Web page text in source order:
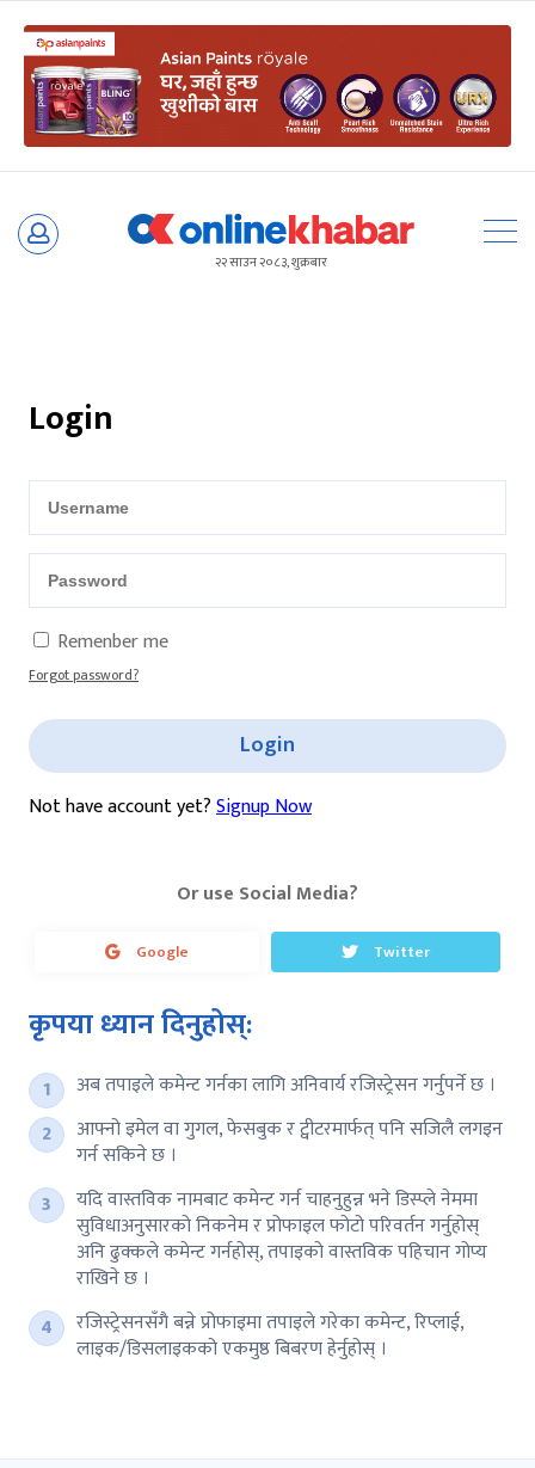
Skip
२२ साउन २०८३, शुक्रबार
Login
Remenber me
Forgot password?
Login
Not have account yet?Signup Now
Or use Social Media?
Google Twitter
कृपया ध्यान दिनुहोस्:
अब तपाइले कमेन्ट गर्नका लागि अनिवार्य रजिस्ट्रेसन गर्नुपर्ने छ ।
आफ्नो इमेल वा गुगल, फेसबुक र ट्वीटरमार्फत् पनि सजिलै लगइन
गर्न सकिने छ ।
यदि वास्तविक नामबाट कमेन्ट गर्न चाहनुहुन्न भने डिस्प्ले नेममा
सुविधाअनुसारको निकनेम र प्रोफाइल फोटो परिवर्तन गर्नुहोस्
अनि ढुक्कले कमेन्ट गर्नहोस्, तपाइको वास्तविक पहिचान गोप्य
राखिने छ ।
रजिस्ट्रेसनसँगै बन्ने प्रोफाइमा तपाइले गरेका कमेन्ट, रिप्लाई,
लाइक/डिसलाइकको एकमुष्ठ बिबरण हेर्नुहोस् ।